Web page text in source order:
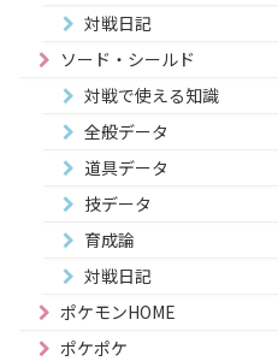
対戦日記
ソード・シールド
対戦で使える知識
全般データ
道具データ
技データ
育成論
対戦日記
ポケモンHOME
ポケポケ